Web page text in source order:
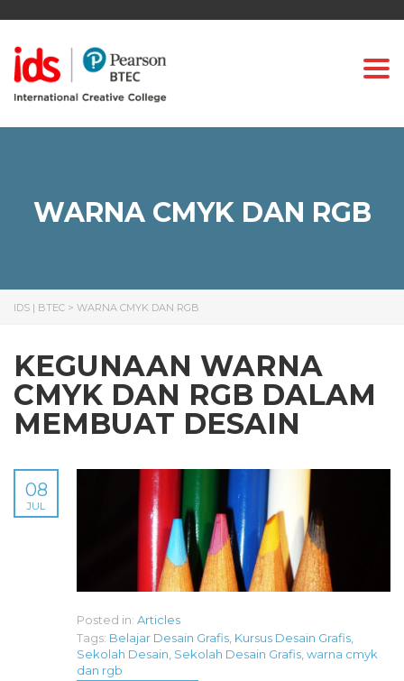
WARNA CMYK DAN RGB
IDS | BTEC > WARNA CMYK DAN RGB
KEGUNAAN WARNA
CMYK DAN RGB DALAM
MEMBUAT DESAIN
08
JUL
Posted in: Articles
Tags: Belajar Desain Grafis Kursus Desain Grafis
Sekolah Desain Sekolah Desain Grafis warna cmyk
dan rgb